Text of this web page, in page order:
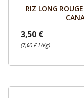

RIZ LONG
3,50 €
(7,00 € L/Kg)